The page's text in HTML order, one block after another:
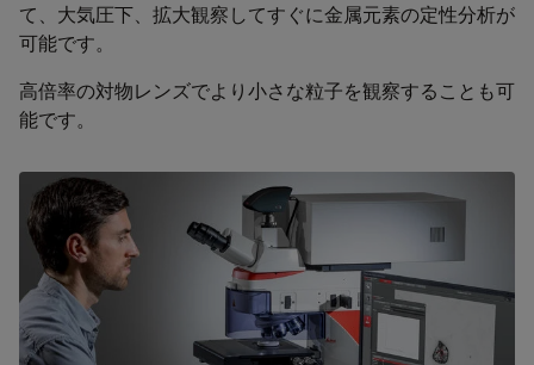
て、大気圧下、拡大観察してすぐに金属元素の定性分析が
可能です。
高倍率の対物レンズでより小さな粒子を観察することも可
能です。